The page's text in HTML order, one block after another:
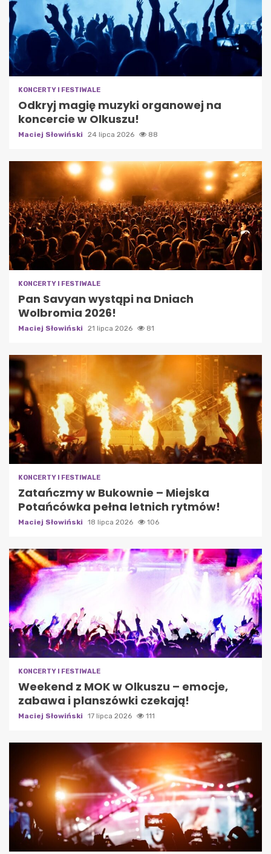
KONCERTY I FESTIWALE
Odkryj magię muzyki organowej na
koncercie w Olkuszu!
Maciej Słowiński 24 lipca 2026 88
KONCERTY I FESTIWALE
Pan Savyan wystąpi na Dniach
Wolbromia 2026!
Maciej Słowiński 21 lipca 2026 81
KONCERTY I FESTIWALE
Zatańczmy w Bukownie – Miejska
Potańcówka pełna letnich rytmów!
Maciej Słowiński 18 lipca 2026 106
KONCERTY I FESTIWALE
Weekend z MOK w Olkuszu – emocje,
zabawa i planszówki czekają!
Maciej Słowiński 17 lipca 2026 111